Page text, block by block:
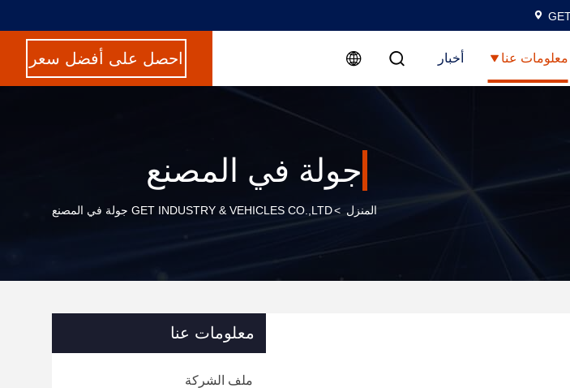
معلومات عنا أخبار احصل على أفضل سعر
جولة في المصنع
المنزل >GET INDUSTRY & VEHICLES CO.,LTD جولة في المصنع
معلومات عنا
ملف الشركة